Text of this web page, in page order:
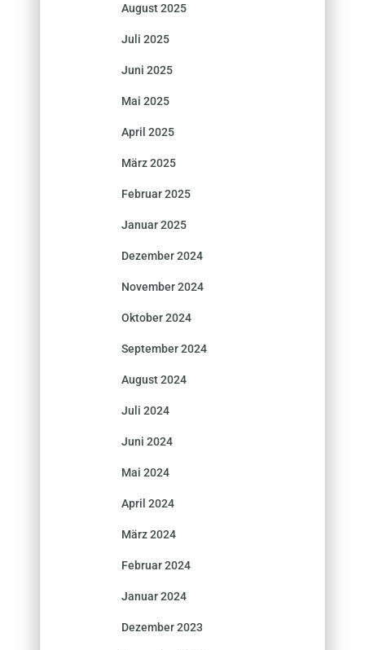
August 2025
Juli 2025
Juni 2025
Mai 2025
April 2025
März 2025
Februar 2025
Januar 2025
Dezember 2024
November 2024
Oktober 2024
September 2024
August 2024
Juli 2024
Juni 2024
Mai 2024
April 2024
März 2024
Februar 2024
Januar 2024
Dezember 2023